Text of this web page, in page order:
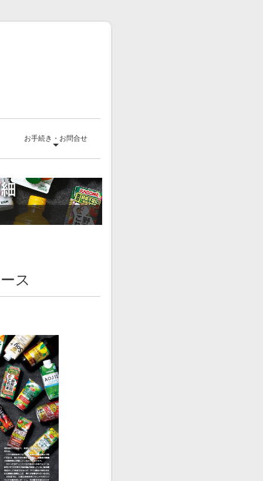
お手続き・お問合せ
ス